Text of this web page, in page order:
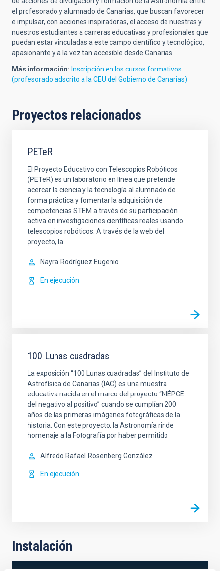
el profesorado y alumnado de Canarias, que buscan favorecer
e impulsar, con acciones inspiradoras, el acceso de nuestras y
nuestros estudiantes a carreras educativas y profesionales que
puedan estar vinculadas a este campo científico y tecnológico,
apasionante y a la vez tan accesible desde Canarias.
Más información: Inscripción en los cursos formativos
(profesorado adscrito a la CEU del Gobierno de Canarias)
Proyectos relacionados
PETeR
El Proyecto Educativo con Telescopios Robóticos
(PETeR) es un laboratorio en línea que pretende
acercar la ciencia y la tecnología al alumnado de
forma práctica y fomentar la adquisición de
competencias STEM a través de su participación
activa en investigaciones científicas reales usando
telescopios robóticos. A través de la web del
proyecto, la
Nayra Rodríguez Eugenio
En ejecución
100 Lunas cuadradas
La exposición “100 Lunas cuadradas” del Instituto de
Astrofísica de Canarias (IAC) es una muestra
educativa nacida en el marco del proyecto “NIÉPCE:
del negativo al positivo” cuando se cumplían 200
años de las primeras imágenes fotográficas de la
historia. Con este proyecto, la Astronomía rinde
homenaje a la Fotografía por haber permitido
Alfredo Rafael Rosenberg González
En ejecución
Instalación